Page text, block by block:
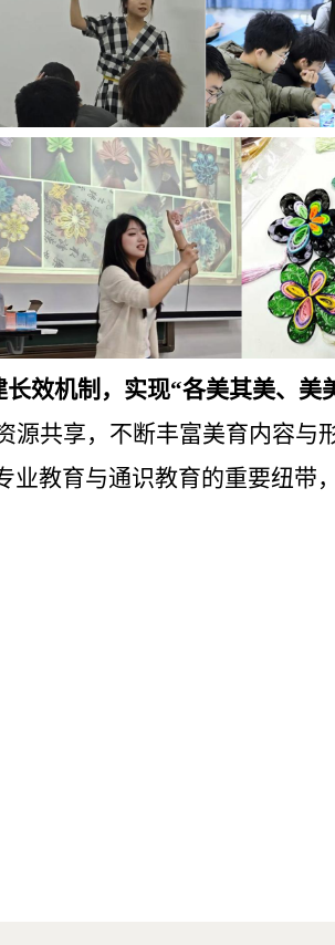
长效机制，实现“各美其美、美
源共享，不断丰富美育内容与
业教育与通识教育的重要纽带